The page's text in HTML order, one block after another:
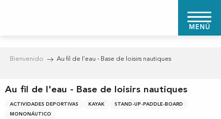
MENÚ
Bienvenido Au fil de l'eau - Base de loisirs nautiques
Au fil de l'eau - Base de loisirs nautiques
ACTIVIDADES DEPORTIVAS KAYAK
STAND-UP-PADDLE-BOARD
MONONÁUTICO